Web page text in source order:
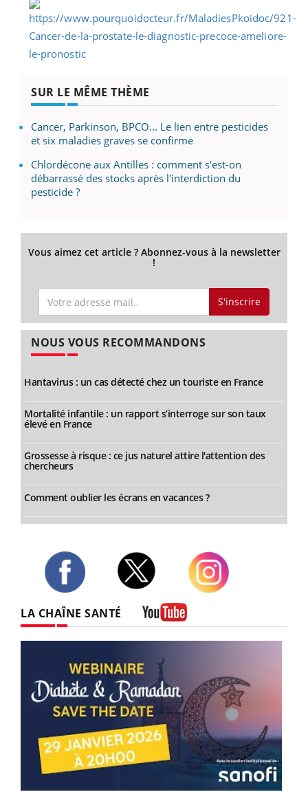
SUR LE MÊME THÈME
Cancer, Parkinson, BPCO... Le lien entre pesticides
et six maladies graves se confirme
Chlordécone aux Antilles : comment s'est-on
débarrassé des stocks après l'interdiction du
pesticide ?
Vous aimez cet article ? Abonnez-vous à la newsletter
!
S'inscrire
NOUS VOUS RECOMMANDONS
Hantavirus : un cas détecté chez un touriste en France
Mortalité infantile : un rapport s’interroge sur son taux
élevé en France
Grossesse à risque : ce jus naturel attire l'attention des
chercheurs
Comment oublier les écrans en vacances ?
LA CHAÎNE SANTÉ